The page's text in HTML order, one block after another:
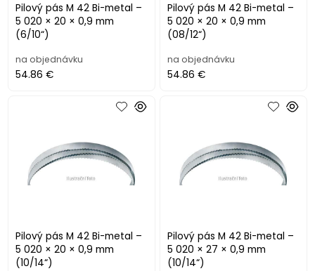
Pilový pás M 42 Bi-metal –
5 020 × 20 × 0,9 mm
(6/10“)
na objednávku
54.86 €
Pilový pás M 42 Bi-metal –
5 020 × 20 × 0,9 mm
(08/12“)
na objednávku
54.86 €
Pilový pás M 42 Bi-metal –
5 020 × 20 × 0,9 mm
(10/14“)
Pilový pás M 42 Bi-metal –
5 020 × 27 × 0,9 mm
(10/14“)